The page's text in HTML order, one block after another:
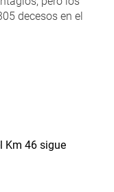
decesos en el